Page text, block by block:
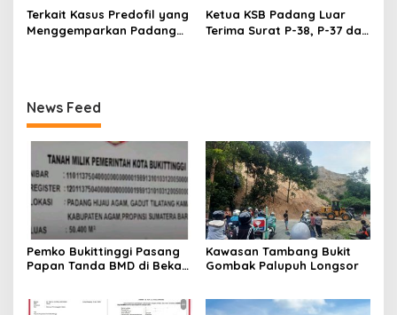
Sumatera Barat
Terkait Kasus Predofil yang
Menggemparkan Padang
Ketua KSB Padang Luar
Terima Surat P-38, P-37 dari
News Feed
Pemko Bukittinggi Pasang
Papan Tanda BMD di Bekas
Kawasan Tambang Bukit
Gombak Palupuh Longsor